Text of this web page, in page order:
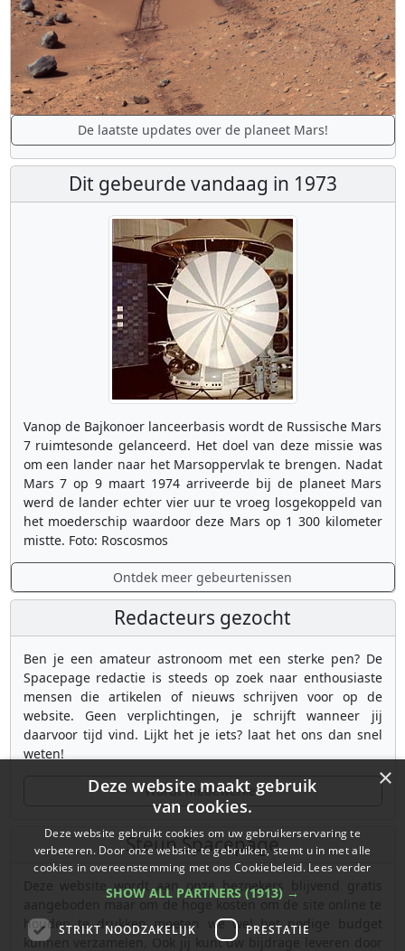
De laatste updates over de planeet Mars!
Dit gebeurde vandaag in 1973
Vanop de Bajkonoer lanceerbasis wordt de Russische Mars
7 ruimtesonde gelanceerd. Het doel van deze missie was
om een lander naar het Marsoppervlak te brengen. Nadat
Mars 7 op 9 maart 1974 arriveerde bij de planeet Mars
werd de lander echter vier uur te vroeg losgekoppeld van
het moederschip waardoor deze Mars op 1 300 kilometer
mistte. Foto: Roscosmos
Ontdek meer gebeurtenissen
Redacteurs gezocht
Ben je een amateur astronoom met een sterke pen? De
Spacepage redactie is steeds op zoek naar enthousiaste
mensen die artikelen of nieuws schrijven voor op de
website. Geen verplichtingen, je schrijft wanneer jij
daarvoor tijd vind. Lijkt het je iets? laat het ons dan snel
weten!
Wordt medewerker
Steun Spacepage
Deze website wordt aan onze bezoekers blijvend gratis
aangeboden maar om de hoge kosten om de site online te
houden te drukken moeten we wel het nodige budget
kunnen verzamelen. Ook jij kunt uw bijdrage leveren door
×
Deze website maakt gebruik
van cookies.
Deze website gebruikt cookies om uw gebruikerservaring te
verbeteren. Door onze website te gebruiken, stemt u in met alle
cookies in overeenstemming met ons Cookiebeleid. Lees verder
SHOW ALL PARTNERS (1913) →
STRIKT NOODZAKELIJK PRESTATIE